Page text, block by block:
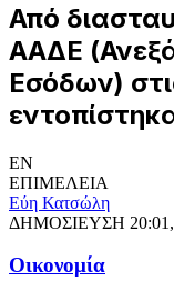
Από
ΑΑΔΕ
Εσόδων)
EN
ΕΠΙΜΕΛΕΙΑ
Εύη Κατσώλη
ΔΗΜΟΣΙΕΥΣΗ
Oικονομία